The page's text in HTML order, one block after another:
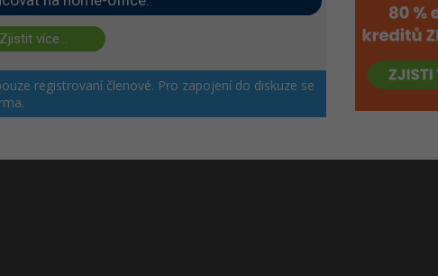
Zjistit více...
registrovaní členové. Pro zapojení do diskuze se